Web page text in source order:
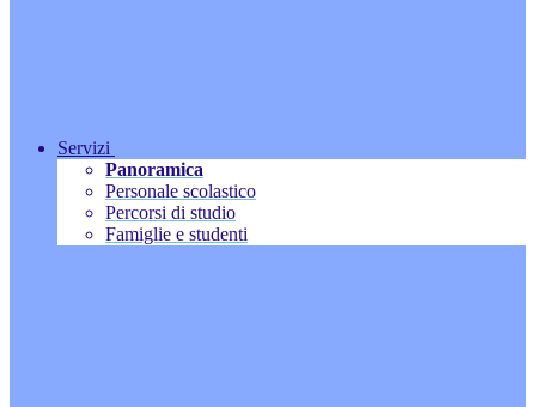
Servizi
Panoramica
Personale scolastico
Percorsi di studio
Famiglie e studenti